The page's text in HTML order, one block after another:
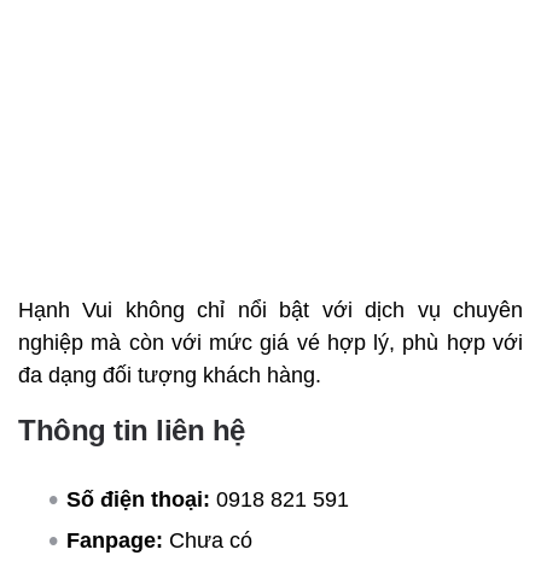
Hạnh Vui không chỉ nổi bật với dịch vụ chuyên
nghiệp mà còn với mức giá vé hợp lý, phù hợp với
đa dạng đối tượng khách hàng.
Thông tin liên hệ
Số điện thoại: 0918 821 591
Fanpage: Chưa có